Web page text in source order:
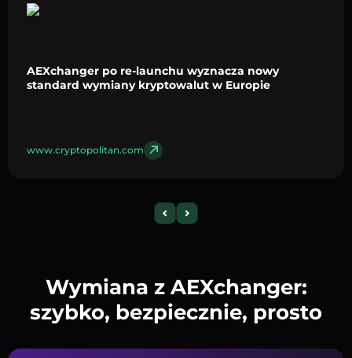
AEXchanger po re-launchu wyznacza nowy
standard wymiany kryptowalut w Europie
www.cryptopolitan.com
Wymiana z AEXchanger:
szybko, bezpiecznie, prosto